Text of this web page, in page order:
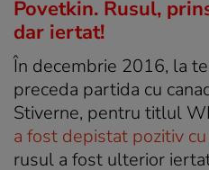
Povetkin. Rusul,
dar iertat!
În decembrie 2016, la
preceda partida cu
Stiverne, pentru titlul
a fost depistat pozitiv
rusul a fost ulterior